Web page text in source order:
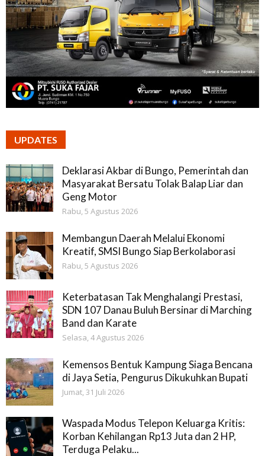
UPDATES
Deklarasi Akbar di Bungo, Pemerintah dan
Masyarakat Bersatu Tolak Balap Liar dan
Geng Motor
Rabu, 5 Agustus 2026
Membangun Daerah Melalui Ekonomi
Kreatif, SMSI Bungo Siap Berkolaborasi
Rabu, 5 Agustus 2026
Keterbatasan Tak Menghalangi Prestasi,
SDN 107 Danau Buluh Bersinar di Marching
Band dan Karate
Selasa, 4 Agustus 2026
Kemensos Bentuk Kampung Siaga Bencana
di Jaya Setia, Pengurus Dikukuhkan Bupati
Jumat, 31 Juli 2026
Waspada Modus Telepon Keluarga Kritis:
Korban Kehilangan Rp13 Juta dan 2 HP,
Terduga Pelaku...